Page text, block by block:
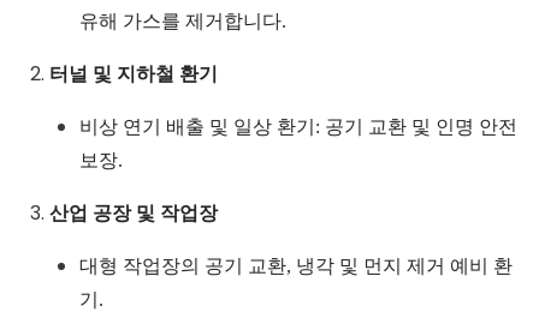
유해 가스를 제거합니다.
터널 및 지하철 환기
비상 연기 배출 및 일상 환기: 공기 교환 및 인명 안전
보장.
산업 공장 및 작업장
대형 작업장의 공기 교환, 냉각 및 먼지 제거 예비 환
기.